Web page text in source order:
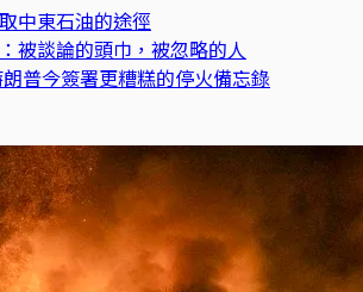
中東石油的途徑
被談論的頭巾，被忽略的人
普今簽署更糟糕的停火備忘錄